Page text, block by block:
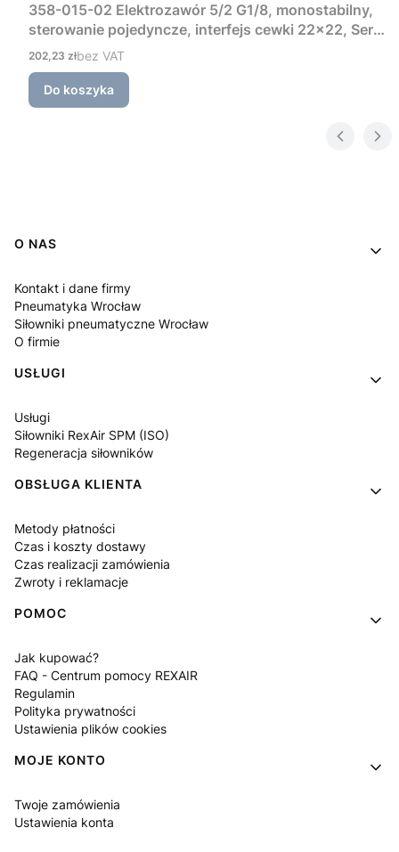
358-015-02 Elektrozawór 5/2 G1/8, monostabilny,
sterowanie pojedyncze, interfejs cewki 22×22, Seria
3 Camozzi
Cena
202,23 złbez VAT
Do koszyka
Linki w stopce
O NAS
Kontakt i dane firmy
Pneumatyka Wrocław
Siłowniki pneumatyczne Wrocław
O firmie
USŁUGI
Usługi
Siłowniki RexAir SPM (ISO)
Regeneracja siłowników
OBSŁUGA KLIENTA
Metody płatności
Czas i koszty dostawy
Czas realizacji zamówienia
Zwroty i reklamacje
POMOC
Jak kupować?
FAQ - Centrum pomocy REXAIR
Regulamin
Polityka prywatności
Ustawienia plików cookies
MOJE KONTO
Twoje zamówienia
Ustawienia konta